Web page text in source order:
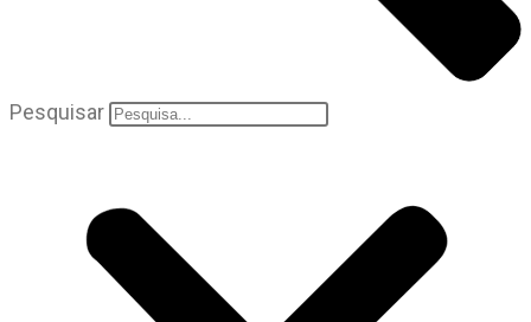
Pesquisar